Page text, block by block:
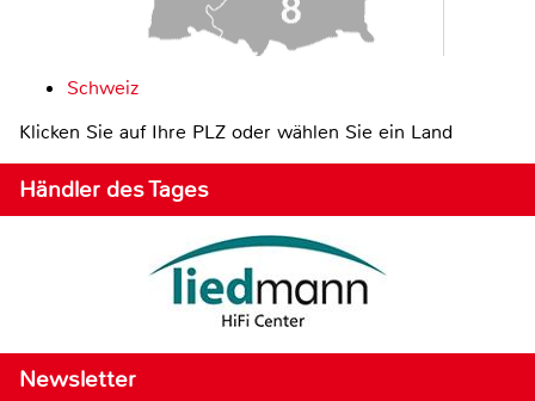
Schweiz
Klicken Sie auf Ihre PLZ oder wählen Sie ein Land
Händler des Tages
Newsletter